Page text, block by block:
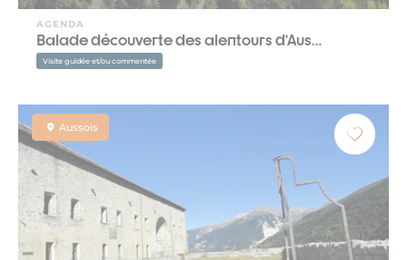
AGENDA
Balade découverte des alentours d’Aus…
Visite guidée et/ou commentée
Aussois